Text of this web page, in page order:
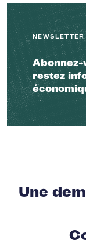
NEWSLETTER
restez
Une